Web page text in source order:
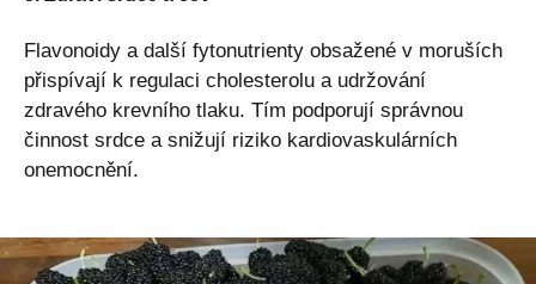
Flavonoidy a další fytonutrienty obsažené v moruších
přispívají k regulaci cholesterolu a udržování
zdravého krevního tlaku. Tím podporují správnou
činnost srdce a snižují riziko kardiovaskulárních
onemocnění.